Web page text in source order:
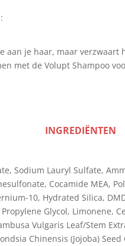
aan je haar, maar
met de Volupt Shampoo
INGREDIËNTEN
Sodium Lauryl Sulfate,
Cocamide MEA,
10, Hydrated Silica,
Glycol, Limonene,
Vulgaris Leaf/Stem
Chinensis (Jojoba)